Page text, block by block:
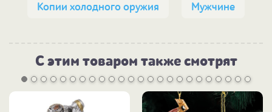
Копии холодного оружия Мужчине
С этим товаром также смотрят